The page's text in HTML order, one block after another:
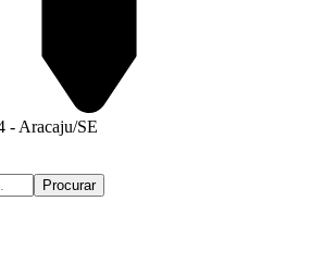
- Aracaju/SE